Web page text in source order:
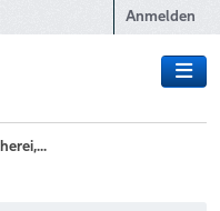
Anmelden